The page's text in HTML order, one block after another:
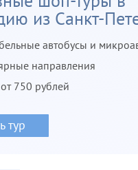
из Санкт-
автобусы и
направления
750 рублей
тур